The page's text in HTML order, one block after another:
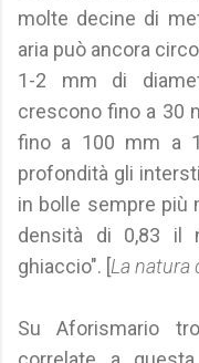
molte decine di
aria può ancora
1-2 mm di
crescono fino a 30
fino a 100 mm a
profondità gli
in bolle sempre più
densità di 0,83 il
ghiaccio". [La natura
Su Aforismario